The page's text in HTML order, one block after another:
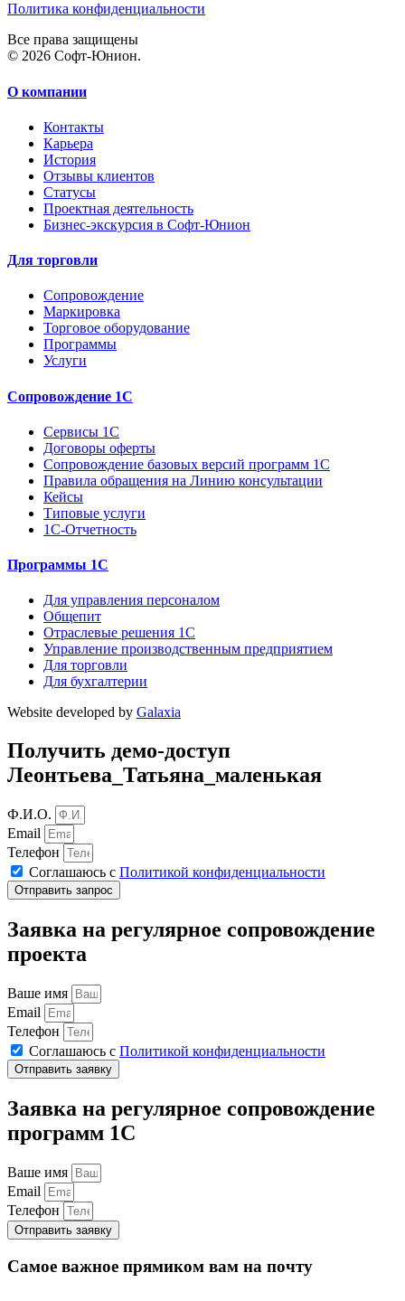
Политика конфиденциальности
Все права защищены
© 2026 Софт-Юнион.
О компании
Контакты
Карьера
История
Отзывы клиентов
Статусы
Проектная деятельность
Бизнес-экскурсия в Софт-Юнион
Для торговли
Сопровождение
Маркировка
Торговое оборудование
Программы
Услуги
Сопровождение 1С
Сервисы 1С
Договоры оферты
Сопровождение базовых версий программ 1С
Правила обращения на Линию консультации
Кейсы
Типовые услуги
1С-Отчетность
Программы 1С
Для управления персоналом
Общепит
Отраслевые решения 1С
Управление производственным предприятием
Для торговли
Для бухгалтерии
Website developed by Galaxia
Получить демо-доступ
Леонтьева_Татьяна_маленькая
Ф.И.О.
Email
Телефон
Соглашаюсь с Политикой конфиденциальности
Отправить запрос
Заявка на регулярное сопровождение
проекта
Ваше имя
Email
Телефон
Соглашаюсь с Политикой конфиденциальности
Отправить заявку
Заявка на регулярное сопровождение
программ 1С
Ваше имя
Email
Телефон
Отправить заявку
Самое важное прямиком вам на почту